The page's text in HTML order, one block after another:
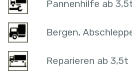
Pannenhilfe ab
Bergen,
Reparieren ab 3,5t